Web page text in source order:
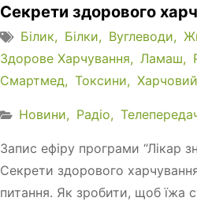
Секрети здорового
Білик Білки Вуглеводи
Здорове Харчування
Ламаш
Смартмед
Токсини
Новини Радіо
Запис ефіру програми “Лікар
Секрети здорового
питання. Як зробити, щоб їжа